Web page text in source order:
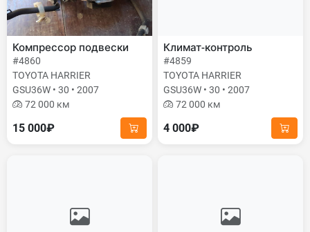
Компрессор подвески
#4860
TOYOTA HARRIER
GSU36W • 30 • 2007
72 000 км
15 000₽
Климат-контроль
#4859
TOYOTA HARRIER
GSU36W • 30 • 2007
72 000 км
4 000₽